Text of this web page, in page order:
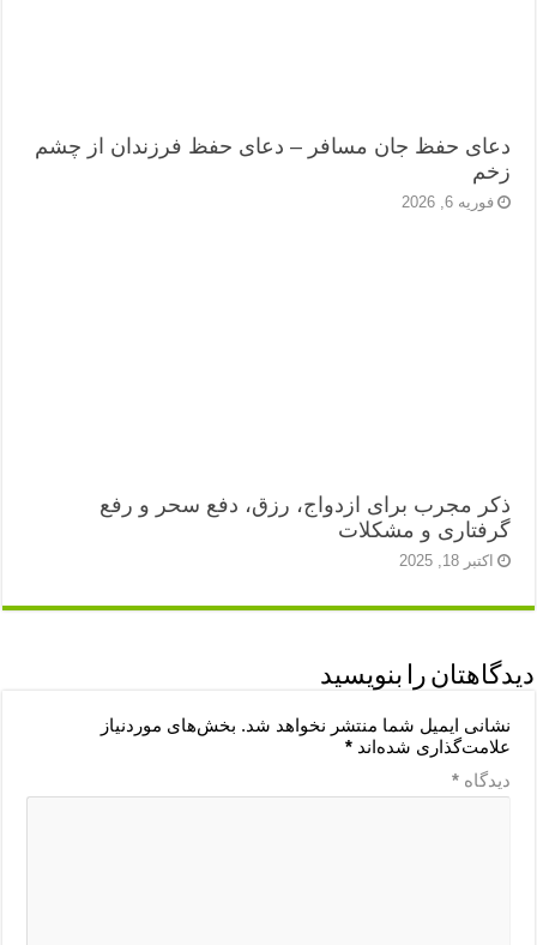
دعای حفظ جان مسافر – دعای حفظ فرزندان از چشم
زخم
فوریه 6, 2026
ذکر مجرب برای ازدواج، رزق، دفع سحر و رفع
گرفتاری و مشکلات
اکتبر 18, 2025
دیدگاهتان را بنویسید
نشانی ایمیل شما منتشر نخواهد شد. بخش‌های موردنیاز
علامت‌گذاری شده‌اند*
دیدگاه*